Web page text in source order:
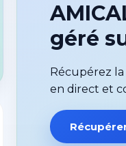
géré
Récupérez
en direct et